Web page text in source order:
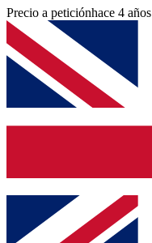
Precio a peticiónhace 4 años